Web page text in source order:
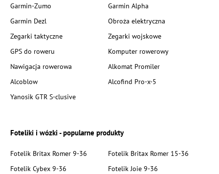
Garmin-Zumo
Garmin Alpha
Garmin Dezl
Obroża elektryczna
Zegarki taktyczne
Zegarki wojskowe
GPS do roweru
Komputer rowerowy
Nawigacja rowerowa
Alkomat Promiler
Alcoblow
Alcofind Pro-x-5
Yanosik GTR S-clusive
Foteliki i wózki - popularne produkty
Fotelik Britax Romer 9-36
Fotelik Britax Romer 15-36
Fotelik Cybex 9-36
Fotelik Joie 9-36